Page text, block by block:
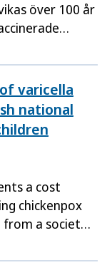
över 100 år
varicella
national
a cost
chickenpox
from a societal